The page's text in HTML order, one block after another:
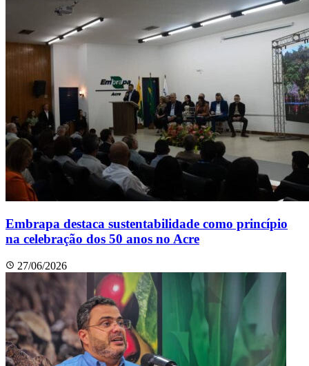
Embrapa destaca sustentabilidade como princípio
na celebração dos 50 anos no Acre
27/06/2026